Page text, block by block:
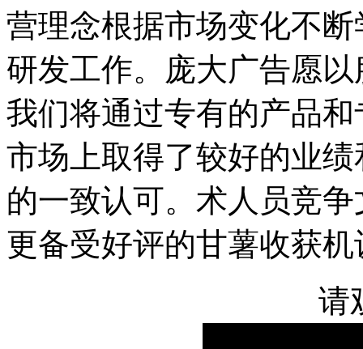
营理念根据市场变化不
研发工作。庞大广告愿
我们将通过专有的产品
市场上取得了较好的业
的一致认可。术人员竞
更备受好评的甘薯收获机
请